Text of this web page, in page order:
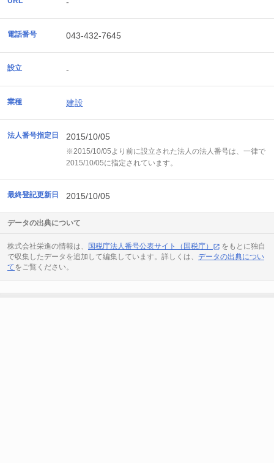
電話番号 043-432-7645
設立 -
業種 建設
法人番号指定日 2015/10/05
※2015/10/05より前に設立された法人の法人番号は、一律で
2015/10/05に指定されています。
最終登記更新日 2015/10/05
データの出典について
株式会社栄進の情報は、 国税庁法人番号公表サイト（国税庁）
をもとに独自
で収集したデータを追加して編集しています。詳しくは、 データの出典につい
てをご覧ください。